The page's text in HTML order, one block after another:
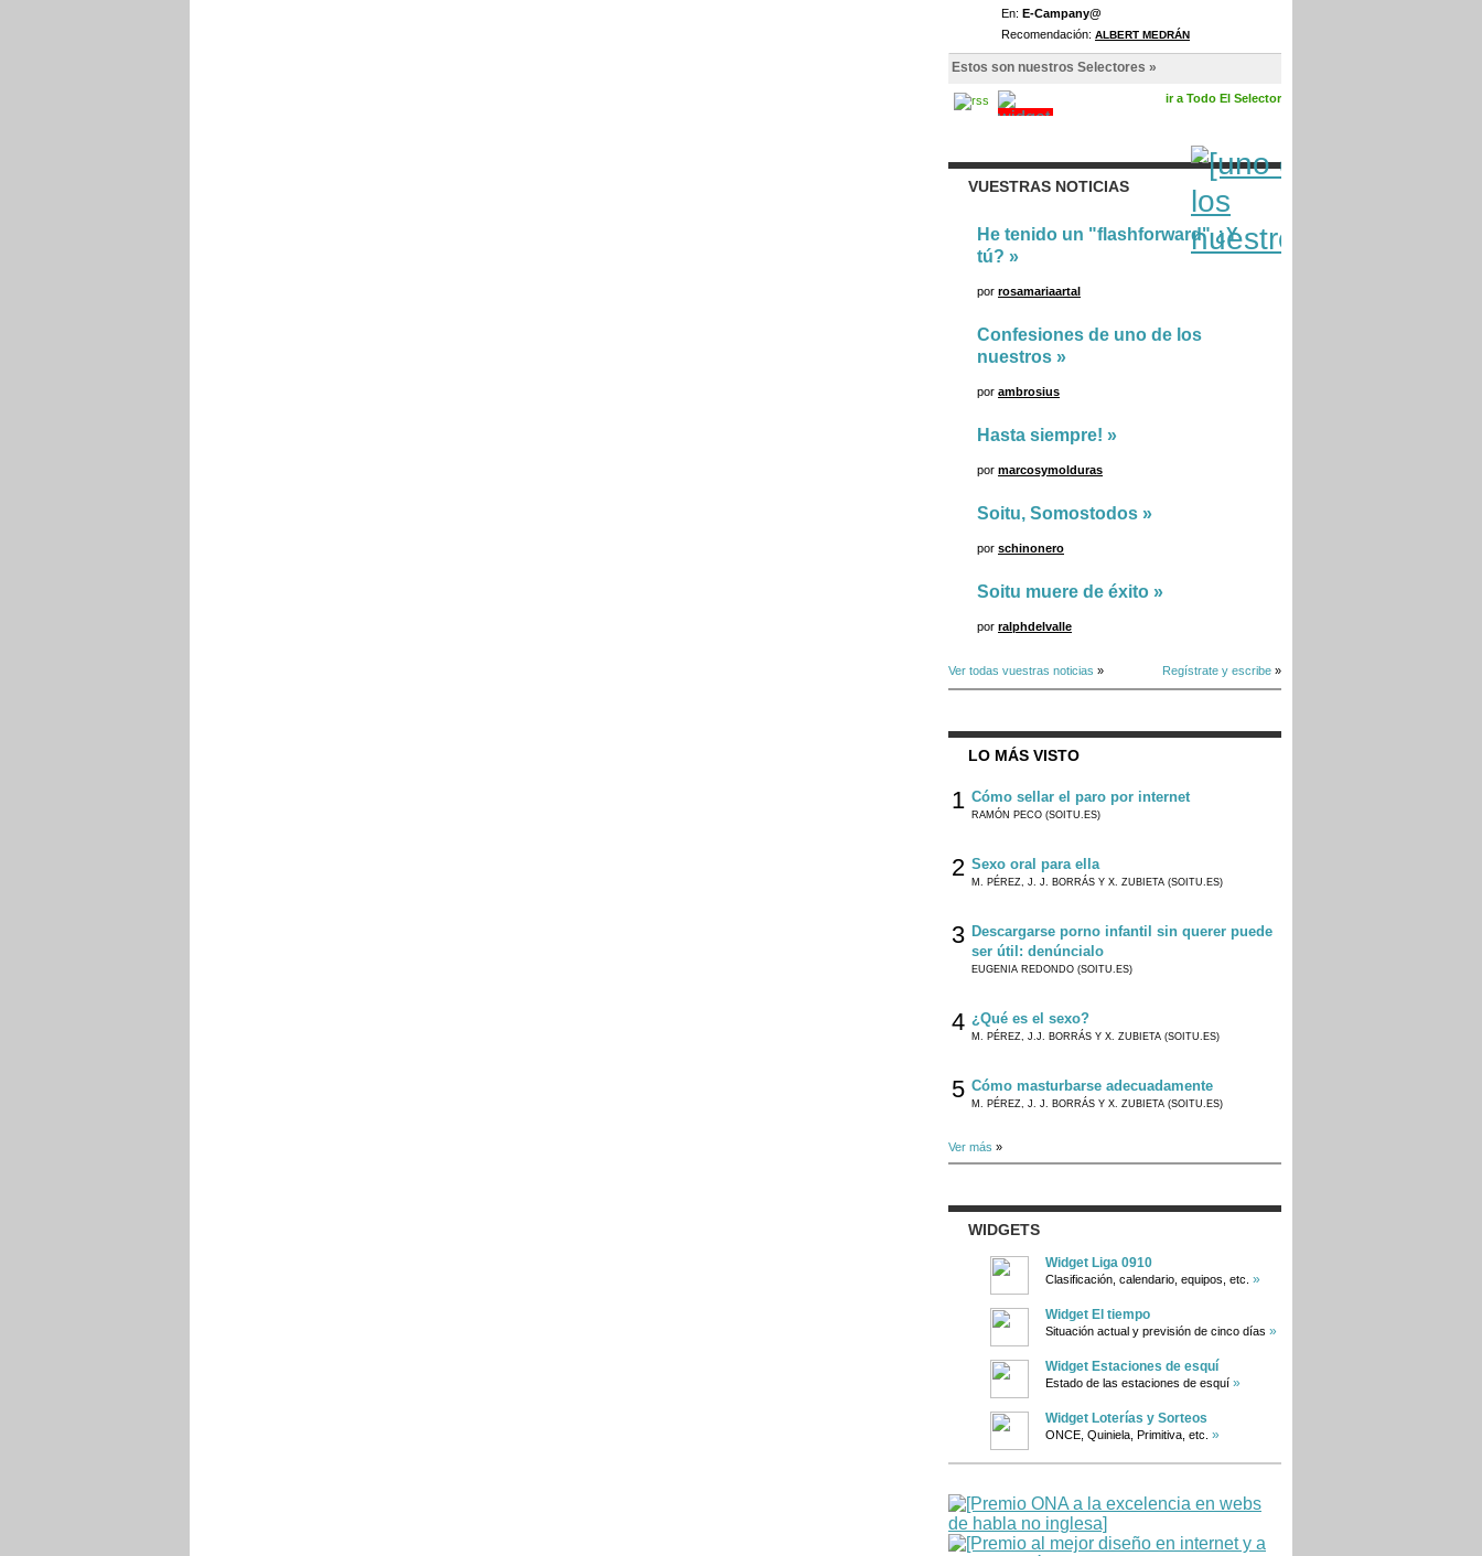
En: E-Campany@
Recomendación: ALBERT MEDRÁN
Estos son nuestros Selectores »
ir a Todo El Selector
VUESTRAS NOTICIAS
He tenido un "flashforward" ¿Y
tú? »
por rosamariaartal
Confesiones de uno de los
nuestros »
por ambrosius
Hasta siempre! »
por marcosymolduras
Soitu, Somostodos »
por schinonero
Soitu muere de éxito »
por ralphdelvalle
Ver todas vuestras noticias » Regístrate y escribe »
LO MÁS VISTO
1 Cómo sellar el paro por internet
RAMÓN PECO (SOITU.ES)
2 Sexo oral para ella
M. PÉREZ, J. J. BORRÁS Y X. ZUBIETA (SOITU.ES)
3 Descargarse porno infantil sin querer puede
ser útil: denúncialo
EUGENIA REDONDO (SOITU.ES)
4 ¿Qué es el sexo?
M. PÉREZ, J.J. BORRÁS Y X. ZUBIETA (SOITU.ES)
5 Cómo masturbarse adecuadamente
M. PÉREZ, J. J. BORRÁS Y X. ZUBIETA (SOITU.ES)
Ver más »
WIDGETS
Widget Liga 0910
Clasificación, calendario, equipos, etc. »
Widget El tiempo
Situación actual y previsión de cinco días »
Widget Estaciones de esquí
Estado de las estaciones de esquí »
Widget Loterías y Sorteos
ONCE, Quiniela, Primitiva, etc. »